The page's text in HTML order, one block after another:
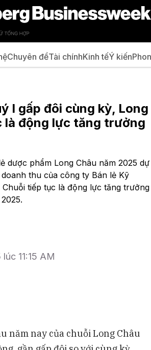
Chuyên đềTài chínhKinh tếÝ kiến
I gấp đôi cùng kỳ, Long
là động lực tăng trưởng
dược phẩm Long Châu năm 2025 dự
thu của công ty Bán lẻ Kỹ
tiếp tục là động lực tăng trưởng
11:15 AM
năm nay của chuỗi Long Châu